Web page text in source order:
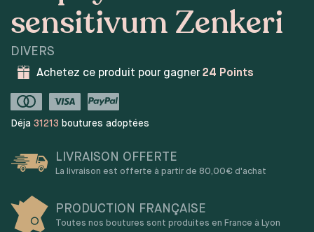
sensitivum Zenkeri
DIVERS
Achetez ce produit pour gagner 24 Points
Déja 31213 boutures adoptées
LIVRAISON OFFERTE
La livraison est offerte à partir de 80,00€ d'achat
PRODUCTION FRANÇAISE
Toutes nos boutures sont produites en France à Lyon